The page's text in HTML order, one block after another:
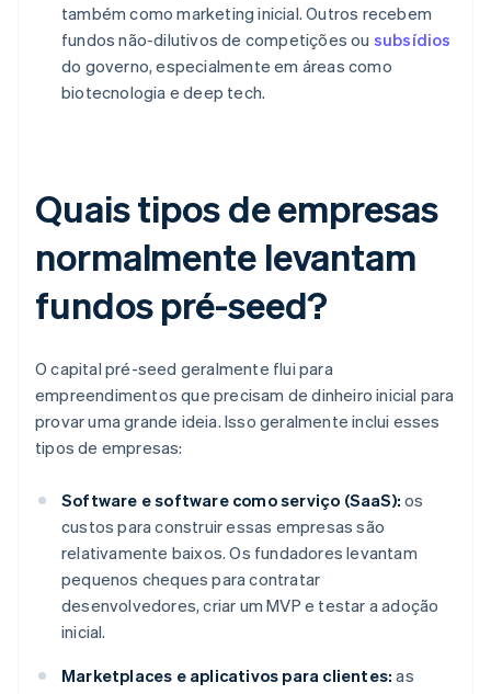
também como marketing inicial. Outros recebem
fundos não-dilutivos de competições ou subsídios
do governo, especialmente em áreas como
biotecnologia e deep tech.
Quais tipos de empresas
normalmente levantam
fundos pré-seed?
O capital pré-seed geralmente flui para
empreendimentos que precisam de dinheiro inicial para
provar uma grande ideia. Isso geralmente inclui esses
tipos de empresas:
Software e software como serviço (SaaS): os
custos para construir essas empresas são
relativamente baixos. Os fundadores levantam
pequenos cheques para contratar
desenvolvedores, criar um MVP e testar a adoção
inicial.
Marketplaces e aplicativos para clientes: as